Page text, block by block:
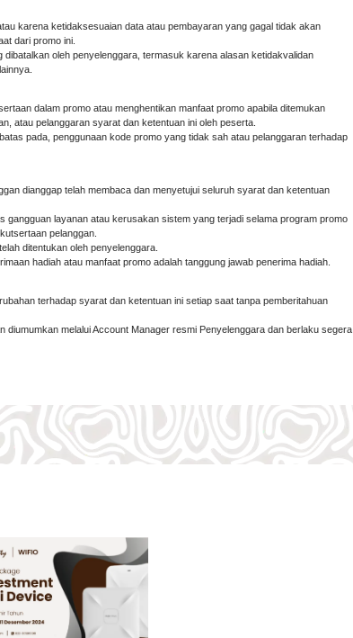
karena ketidaksesuaian data atau pembayaran yang gagal tidak akan
dari promo ini.
oleh penyelenggara, termasuk karena alasan ketidakvalidan
dalam promo atau menghentikan manfaat promo apabila ditemukan
atau pelanggaran syarat dan ketentuan ini oleh peserta.
pada, penggunaan kode promo yang tidak sah atau pelanggaran terhadap
dianggap telah membaca dan menyetujui seluruh syarat dan ketentuan
gangguan layanan atau kerusakan sistem yang terjadi selama program promo
pelanggan.
ditentukan oleh penyelenggara.
hadiah atau manfaat promo adalah tanggung jawab penerima hadiah.
terhadap syarat dan ketentuan ini setiap saat tanpa pemberitahuan
diumumkan melalui Account Manager resmi Penyelenggara dan berlaku segera